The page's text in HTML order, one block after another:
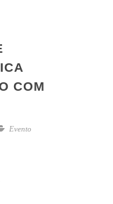
COM
Evento